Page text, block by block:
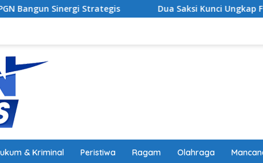
Strategis Dua Saksi Kunci Ungkap Fakta Persidangan
& Kriminal Peristiwa Ragam Olahraga